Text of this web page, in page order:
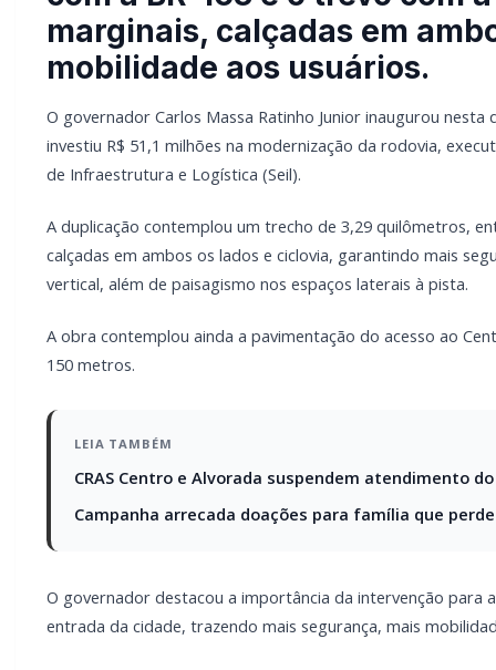
calçadas em ambos os lados e ciclovia, garantindo mais
vertical, além de paisagismo nos espaços laterais à pista.
150 metros.
CRAS Centro e Alvorada suspendem atendimento
Campanha arrecada doações para família que
O governador destacou a importância da intervenção para
Segundo o governador, novos projetos já estão em
prefeitura e o setor produtivo, para a continuidade da
O secretário estadual de Infraestrutura e Logística, Sandro
grande corredor de produção, com ampliação de